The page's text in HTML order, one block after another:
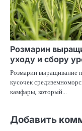
Розмарин
уходу и сбору
Розмарин выращивание
кусочек
камфары, который…
Добавить